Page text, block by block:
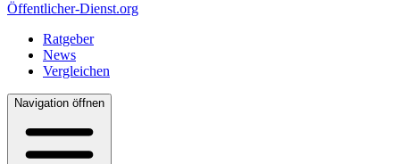
Öffentlicher-Dienst.org
Ratgeber
News
Vergleichen
Navigation öffnen